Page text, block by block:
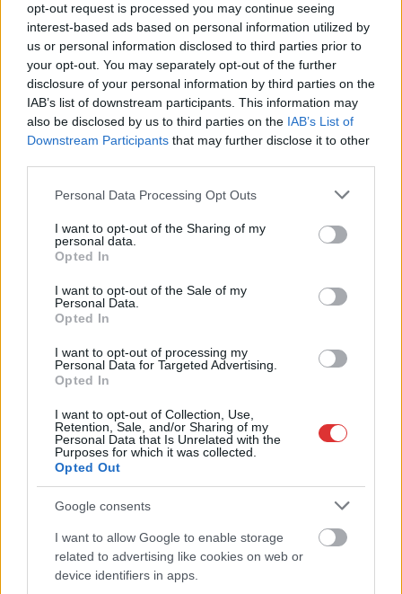
opt-out request is processed you may continue seeing
interest-based ads based on personal information utilized by
us or personal information disclosed to third parties prior to
your opt-out. You may separately opt-out of the further
disclosure of your personal information by third parties on the
IAB’s list of downstream participants. This information may
also be disclosed by us to third parties on the IAB’s List of
Downstream Participants that may further disclose it to other
Please note that this website/app uses one or more Google
not limited to your visit or usage behaviour. You may click to
grant or deny consent to Google and its third-party tags to
use your data for below specified purposes in below Google
consent section.
Personal Data Processing Opt Outs
I want to opt-out of the Sharing of my
personal data.
Opted In
I want to opt-out of the Sale of my
Personal Data.
Opted In
I want to opt-out of processing my
Personal Data for Targeted Advertising.
Opted In
I want to opt-out of Collection, Use,
Retention, Sale, and/or Sharing of my
Personal Data that Is Unrelated with the
Purposes for which it was collected.
Opted Out
Google consents
I want to allow Google to enable storage
related to advertising like cookies on web or
device identifiers in apps.
2025.08.06. Kiss Lajos
Egy szabadtéri éjszaka,
ahol a basszus a ligetig
hallatszik, a fények
pedig hajnalig
táncolnak veled.
rezgések – ez a
TOVÁBB OLVASOM
Szolnok buli ,éjszaka , , ,nightshift szabadtéri,
Szolnok, Szolnok Campus
Idén sem lesz Pont Ott Parti Szolnokon
Bár július 23-án,
szerda este nyolckor
Szolnokon ezúttal sem
lesz közösségi